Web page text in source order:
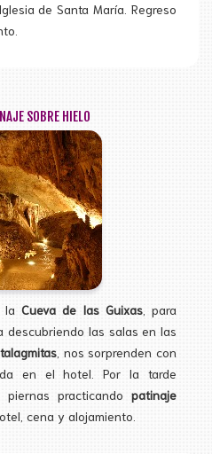
de Santa María. Regreso
SOBRE HIELO
la Cueva de las Guixas, para
descubriendo las salas en las
, nos sorprenden con
en el hotel. Por la tarde
practicando patinaje
cena y alojamiento.